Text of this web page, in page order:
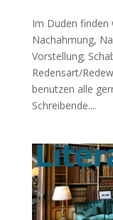
Im Duden finden
Nachahmung,
Vorstellung;
Redensart/
benutzen alle
Schreibende....